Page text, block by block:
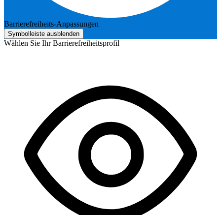
Barrierefreiheits-Anpassungen
Symbolleiste ausblenden
Wählen Sie Ihr Barrierefreiheitsprofil